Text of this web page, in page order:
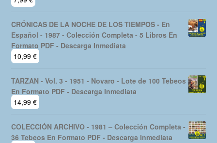
Colección Completa - 15 Tebeos En Formato PDF -
Descarga Inmediata
7,99€
CRÓNICAS DE LA NOCHE DE LOS TIEMPOS - En
Español - 1987 - Colección Completa - 5 Libros En
10,99€
TARZAN - Vol. 3 - 1951 - Novaro - Lote de 100 Tebeos
En Formato PDF - Descarga Inmediata
14,99€